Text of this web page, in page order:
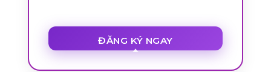
ĐĂNG KÝ NGAY